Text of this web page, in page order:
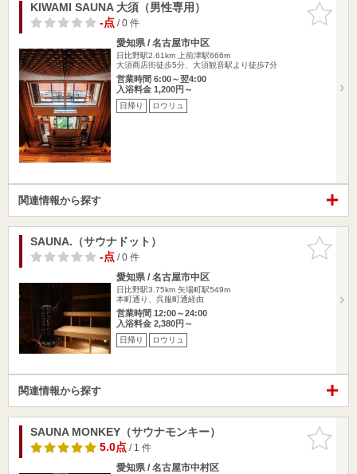
お気に入
りに追加
KIWAMI SAUNA 大須（男性専用）
-点/ 0 件
愛知県 / 名古屋市中区
日比野駅2.61km
上前津駅666m
大須商店街徒歩5分、大須観音駅より徒歩7分
営業時間 6:00～翌4:00
入浴料金 1,200円～
日帰り ロウリュ
関連情報から探す
お気に入
りに追加
SAUNA.（サウナドット）
-点/ 0 件
愛知県 / 名古屋市中区
日比野駅3.75km 矢場町駅549m
本町通り、呉服町通経由
営業時間 12:00～24:00
入浴料金 2,380円～
日帰り ロウリュ
関連情報から探す
お気に入
りに追加
SAUNA MONKEY（サウナモンキー）
5.0点/ 1 件
愛知県 / 名古屋市中村区